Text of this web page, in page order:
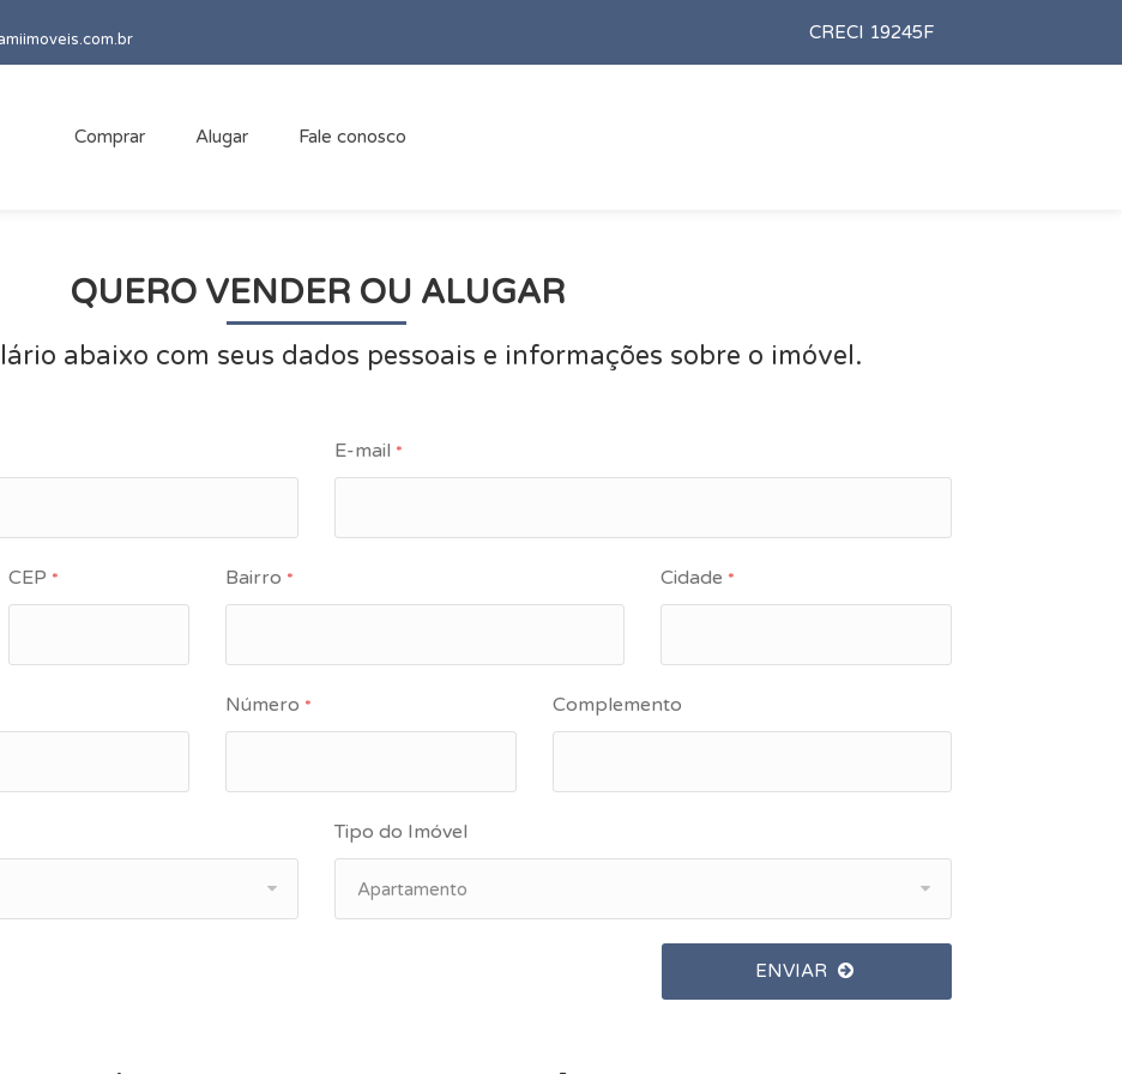
CRECI 19245F
Comprar Alugar Fale conosco
QUERO VENDER OU ALUGAR
abaixo com seus dados pessoais e informações sobre o imóvel.
E-mail *
CEP * Bairro * Cidade *
Número * Complemento
Tipo do Imóvel
Apartamento
ENVIAR